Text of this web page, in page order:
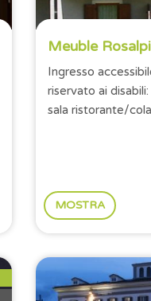
Meuble
Ingresso accessibile alla
riservato ai disabili: SI Ingressso
sala ristorante/colazione: SI
MOSTRA